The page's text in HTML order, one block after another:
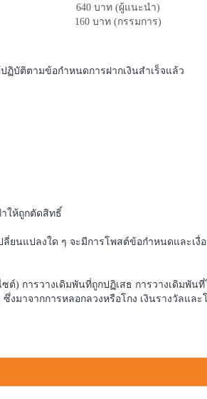
640 บาท (ผู้แนะนำ)
160 บาท (กรรมการ)
บัติตามข้อกำหนดการฝากเงินสำเร็จแล้ว
ให้ถูกตัดสิทธิ์
ยนแปลงใด ๆ จะมีการโพสต์ข้อกำหนดและเ
ต์) การวางเดิมพันที่ถูกปฏิเสธ การวางเดิมพัน
มาจากการหลอกลวงหรือโกง เงินรางวัลแล